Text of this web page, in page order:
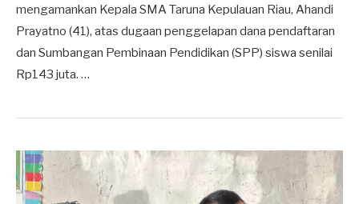
mengamankan Kepala SMA Taruna Kepulauan Riau, Ahandi
Prayatno (41), atas dugaan penggelapan dana pendaftaran
dan Sumbangan Pembinaan Pendidikan (SPP) siswa senilai
Rp143 juta. …